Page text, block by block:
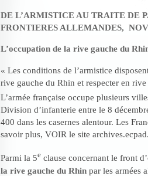
DE L’ARMISTICE AU TRAITE DE
FRONTIERES ALLEMANDES,
L’occupation de la rive gauche du
« Les conditions de l’armistice
rive gauche du Rhin et respecter en
L’armée française occupe plusieurs
Division d’infanterie entre le 8
400 dans les casernes alentour. Les
savoir plus, VOIR le site
Parmi la 5eclause concernant le front
la rive gauche du Rhinpar les armées